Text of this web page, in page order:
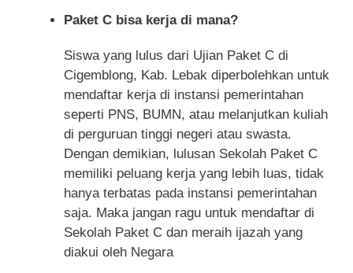
Paket C bisa kerja di mana?
Siswa yang lulus dari Ujian Paket C di
Cigemblong, Kab. Lebak diperbolehkan untuk
mendaftar kerja di instansi pemerintahan
seperti PNS, BUMN, atau melanjutkan kuliah
di perguruan tinggi negeri atau swasta.
Dengan demikian, lulusan Sekolah Paket C
memiliki peluang kerja yang lebih luas, tidak
hanya terbatas pada instansi pemerintahan
saja. Maka jangan ragu untuk mendaftar di
Sekolah Paket C dan meraih ijazah yang
diakui oleh Negara